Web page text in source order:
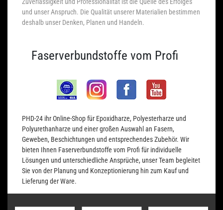
Zuverlässigkeit und Professionalität ist die Quelle des Erfolges
und unser Anspruch. Die Qualität unserer Materialien bestimmen
deshalb unser Denken, Planen und Handeln.
Faserverbundstoffe vom Profi
PHD-24 ihr Online-Shop für Epoxidharze, Polyesterharze und
Polyurethanharze und einer großen Auswahl an Fasern,
Geweben, Beschichtungen und entsprechendes Zubehör. Wir
bieten Ihnen Faserverbundstoffe vom Profi für individuelle
Lösungen und unterschiedliche Ansprüche, unser Team begleitet
Sie von der Planung und Konzeptionierung hin zum Kauf und
Lieferung der Ware.